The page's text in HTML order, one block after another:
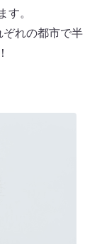
す。
ぞれの都市で半